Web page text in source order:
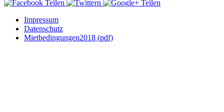
Impressum
Datenschutz
Mietbedingungen2018 (pdf)